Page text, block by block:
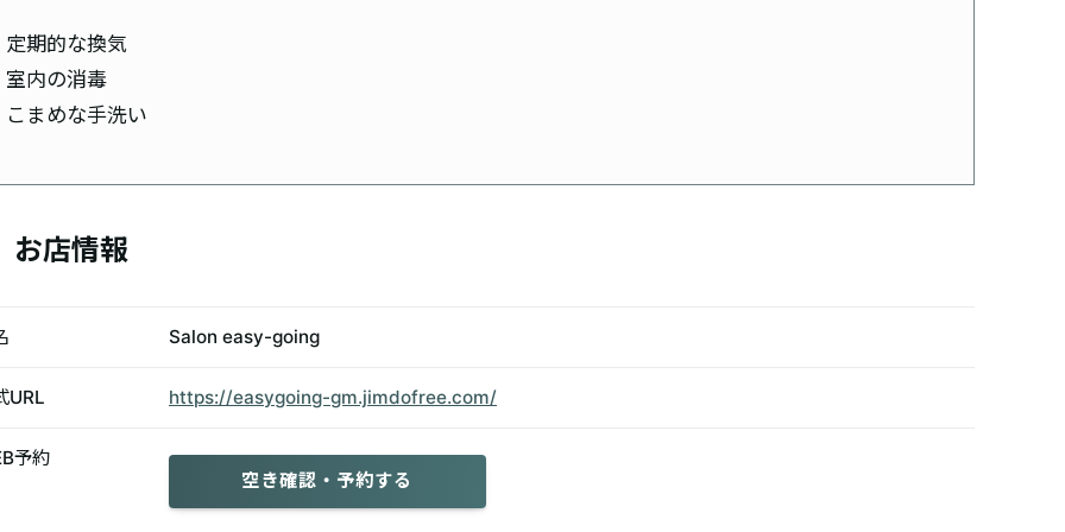
定期的な換気
室内の消毒
こまめな手洗い
お店情報
Salon easy-going
URL https://easygoing-gm.jimdofree.com/
予約
空き確認・予約する